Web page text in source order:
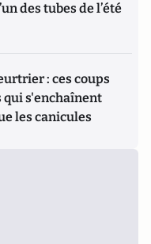
des tubes de l’été
: ces coups
qui s'enchaînent
les canicules